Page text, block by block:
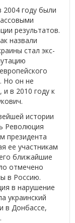
году были
результатов.
назвали
стал экс-
Но он не
в 2010 году к
истории
Революция
президента
ее участникам
ближайшие
отмечено
в Россию.
в нарушение
украинский
в Донбассе,